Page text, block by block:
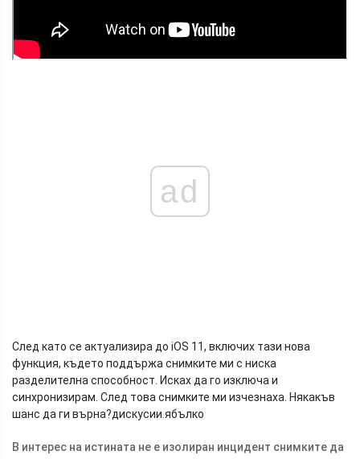
ad
След като се актуализира до iOS 11, включих тази нова
функция, където поддържа снимките ми с ниска
разделителна способност. Исках да го изключа и
синхронизирам. След това снимките ми изчезнаха. Някакъв
шанс да ги върна?дискусии.ябълко
В интерес на истината не е изолиран инцидент снимките да